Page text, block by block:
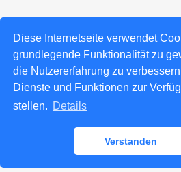
Diese Internetseite verwendet
grundlegende Funktionalität zu
die Nutzererfahrung zu
Dienste und Funktionen zur
stellen. Details
Verstanden